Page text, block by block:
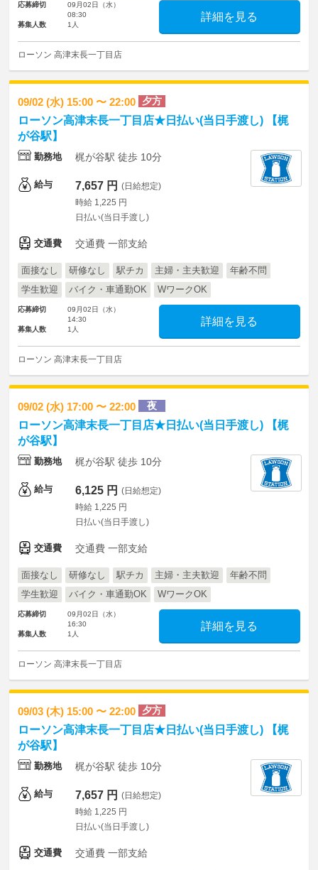
応募締切
09月02日（水）
08:30
募集人数
1人
詳細を見る
ローソン 高津末長一丁目店
09/02 (水) 15:00 〜 22:00 夕方
ローソン高津末長一丁目店★日払い(当日手渡し) 【梶
が谷駅】
勤務地 梶が谷駅 徒歩 10分
給与 7,657 円 (日給想定)
時給 1,225 円
日払い(当日手渡し)
交通費 交通費 一部支給
面接なし 研修なし 駅チカ 主婦・主夫歓迎
年齢不問
学生歓迎
バイク・車通勤OK WワークOK
応募締切
09月02日（水）
14:30
募集人数
1人
詳細を見る
ローソン 高津末長一丁目店
09/02 (水) 17:00 〜 22:00 夜
ローソン高津末長一丁目店★日払い(当日手渡し) 【梶
が谷駅】
勤務地 梶が谷駅 徒歩 10分
給与 6,125 円 (日給想定)
時給 1,225 円
日払い(当日手渡し)
交通費 交通費 一部支給
面接なし 研修なし 駅チカ 主婦・主夫歓迎
年齢不問
学生歓迎
バイク・車通勤OK WワークOK
応募締切
09月02日（水）
16:30
募集人数
1人
詳細を見る
ローソン 高津末長一丁目店
09/03 (木) 15:00 〜 22:00 夕方
ローソン高津末長一丁目店★日払い(当日手渡し) 【梶
が谷駅】
勤務地 梶が谷駅 徒歩 10分
給与 7,657 円 (日給想定)
時給 1,225 円
日払い(当日手渡し)
交通費 交通費 一部支給